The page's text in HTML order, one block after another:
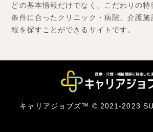
どの基本情報だけでなく、こだわりの特
条件に合ったクリニック・病院、介護施
報を探すことができるサイトです。
キャリアジョブズ™ © 2021-2023